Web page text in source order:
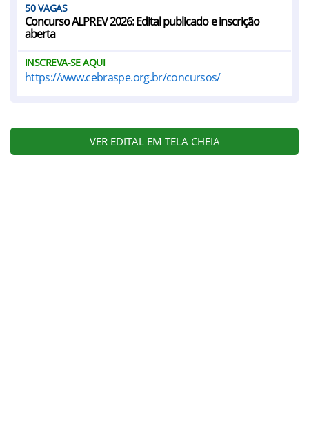
50
Concurso ALPREV 2026: Edital publicado e inscrição
aberta
INSCREVA-SE AQUI
https://www.cebraspe.org.br/concursos/
VER EDITAL EM TELA CHEIA